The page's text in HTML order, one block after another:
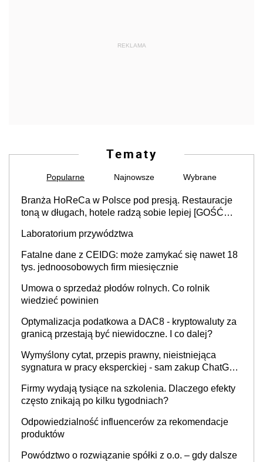
REKLAMA
Tematy
Popularne Najnowsze Wybrane
Branża HoReCa w Polsce pod presją. Restauracje
toną w długach, hotele radzą sobie lepiej [GOŚĆ
Laboratorium przywództwa
Fatalne dane z CEIDG: może zamykać się nawet 18
tys. jednoosobowych firm miesięcznie
Umowa o sprzedaż płodów rolnych. Co rolnik
wiedzieć powinien
Optymalizacja podatkowa a DAC8 - kryptowaluty za
granicą przestają być niewidoczne. I co dalej?
Wymyślony cytat, przepis prawny, nieistniejąca
sygnatura w pracy eksperckiej - sam zakup ChatGPT
Firmy wydają tysiące na szkolenia. Dlaczego efekty
często znikają po kilku tygodniach?
Odpowiedzialność influencerów za rekomendacje
produktów
Powództwo o rozwiązanie spółki z o.o. – gdy dalsze